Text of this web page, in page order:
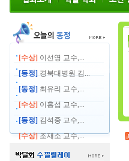
[수상] 이선영 교수,...
[동정] 경북대병원 김...
[동정] 최유리 교수,...
[수상] 이홍섭 교수,...
[동정] 김석중 교수,...
[수상]조재소 교수,...